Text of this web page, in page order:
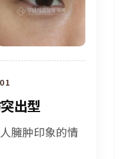
出型
臃肿印象的情